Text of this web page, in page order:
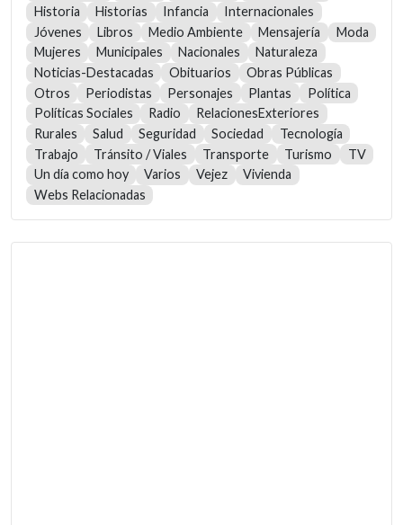
Historia
Historias Infancia
Internacionales
Jóvenes
Libros Medio Ambiente Mensajería
Moda
Mujeres
Municipales Nacionales
Naturaleza
Noticias-Destacadas
Obituarios
Obras Públicas
Otros
Periodistas Personajes Plantas
Política
Políticas Sociales
Radio
RelacionesExteriores
Rurales
Salud Seguridad Sociedad
Tecnología
Trabajo
Tránsito / Viales Transporte Turismo
TV
Un día como hoy
Varios Vejez
Vivienda
Webs Relacionadas